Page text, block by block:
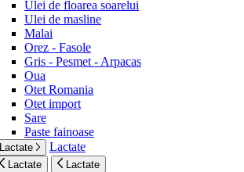
Ulei de floarea soarelui
Ulei de masline
Malai
Orez - Fasole
Gris - Pesmet - Arpacas
Oua
Otet Romania
Otet import
Sare
Paste fainoase
Lactate Lactate
Lactate Lactate